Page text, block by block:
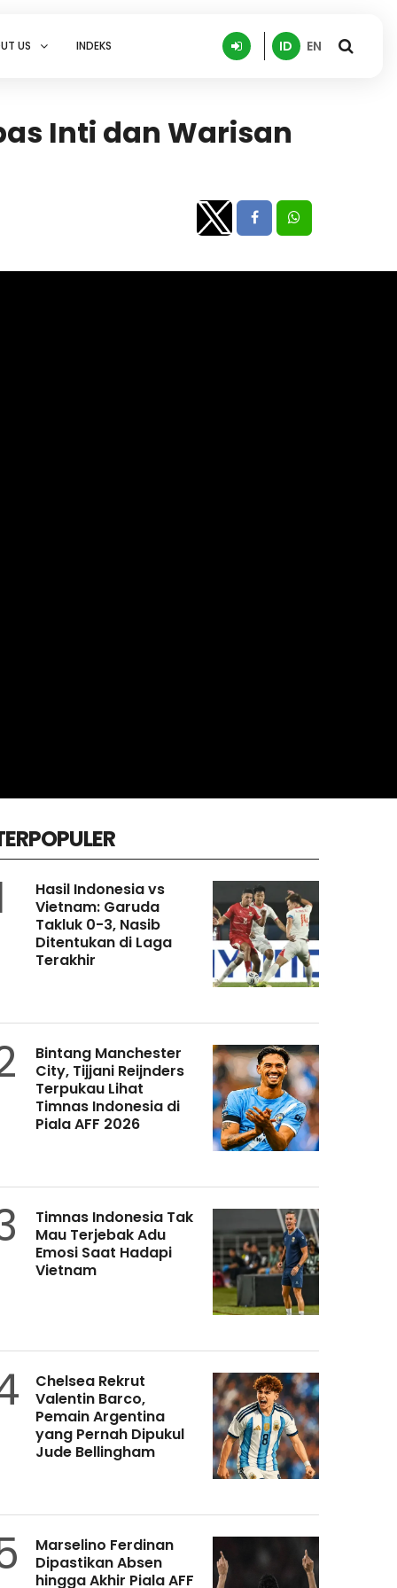
US INDEKS ID EN
Inti dan Warisan
Hasil Indonesia vs
Vietnam: Garuda
Takluk 0-3, Nasib
Ditentukan di Laga
Terakhir
Bintang Manchester
City, Tijjani Reijnders
Terpukau Lihat
Timnas Indonesia di
Piala AFF 2026
Timnas Indonesia Tak
Mau Terjebak Adu
Emosi Saat Hadapi
Vietnam
Chelsea Rekrut
Valentin Barco,
Pemain Argentina
yang Pernah Dipukul
Jude Bellingham
Marselino Ferdinan
Dipastikan Absen
hingga Akhir Piala AFF